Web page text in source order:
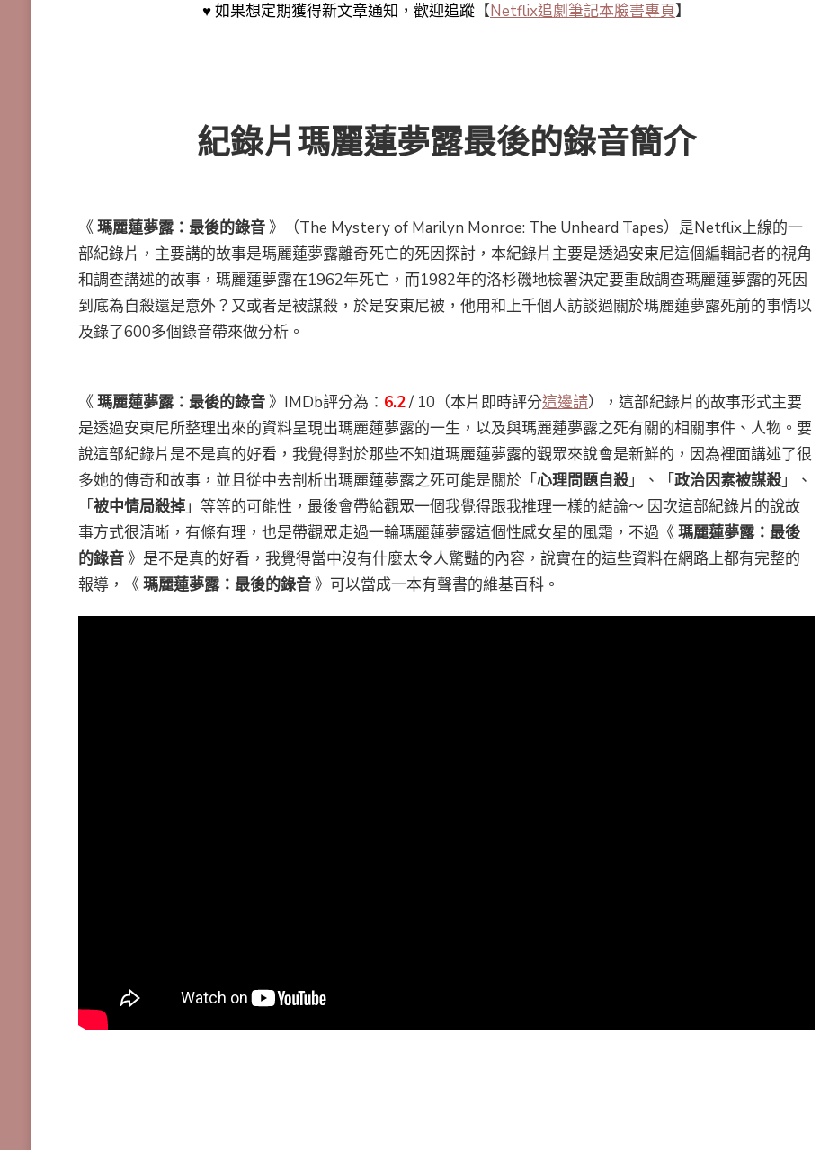
♥ 如果想定期獲得新文章通知，歡迎追蹤【Netflix追劇筆記本臉書專頁】
紀錄片瑪麗蓮夢露最後的錄音簡介
《瑪麗蓮夢露：最後的錄音》（The Mystery of Marilyn Monroe: The Unheard Tapes）是Netflix上線的一
部紀錄片，主要講的故事是瑪麗蓮夢露離奇死亡的死因探討，本紀錄片主要是透過安東尼這個編輯記者的視角
和調查講述的故事，瑪麗蓮夢露在1962年死亡，而1982年的洛杉磯地檢署決定要重啟調查瑪麗蓮夢露的死因
到底為自殺還是意外？又或者是被謀殺，於是安東尼被，他用和上千個人訪談過關於瑪麗蓮夢露死前的事情以
及錄了600多個錄音帶來做分析。
《瑪麗蓮夢露：最後的錄音》IMDb評分為： 6.2/ 10（本片即時評分這邊請），這部紀錄片的故事形式主要
是透過安東尼所整理出來的資料呈現出瑪麗蓮夢露的一生，以及與瑪麗蓮夢露之死有關的相關事件、人物。要
說這部紀錄片是不是真的好看，我覺得對於那些不知道瑪麗蓮夢露的觀眾來說會是新鮮的，因為裡面講述了很
多她的傳奇和故事，並且從中去剖析出瑪麗蓮夢露之死可能是關於「心理問題自殺」、「政治因素被謀殺」、
「被中情局殺掉」等等的可能性，最後會帶給觀眾一個我覺得跟我推理一樣的結論～ 因次這部紀錄片的說故
事方式很清晰，有條有理，也是帶觀眾走過一輪瑪麗蓮夢露這個性感女星的風霜，不過《瑪麗蓮夢露：最後
的錄音》是不是真的好看，我覺得當中沒有什麼太令人驚豔的內容，說實在的這些資料在網路上都有完整的
報導，《瑪麗蓮夢露：最後的錄音》可以當成一本有聲書的維基百科。